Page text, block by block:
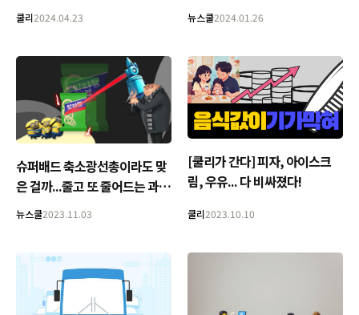
쿨리2024.04.23 뉴스쿨2024.01.26
슈퍼배드 축소광선총이라도 맞
은 걸까...줄고 또 줄어드는 과자
•초콜릿
뉴스쿨2023.11.03
[쿨리가 간다] 피자, 아이스크
림, 우유... 다 비싸졌다!
쿨리2023.10.10